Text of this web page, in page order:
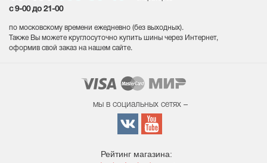
с 9-00 до 21-00
по московскому времени ежедневно (без выходных).
Также Вы можете круглосуточно купить шины через Интернет,
оформив свой заказ на нашем сайте.
мы в социальных сетях –
Рейтинг магазина: